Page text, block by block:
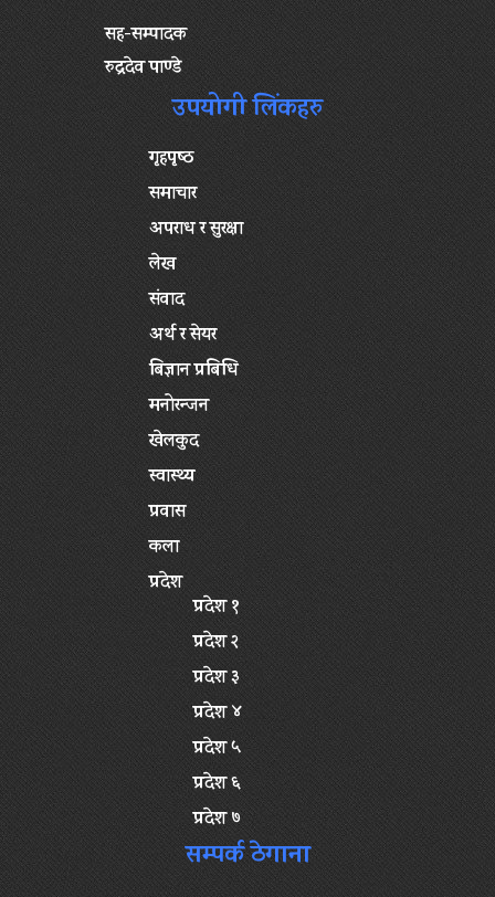
सह-सम्पादक
रुद्रदेव पाण्डे
उपयोगी लिंकहरु
गृहपृष्‍ठ
समाचार
अपराध र सुरक्षा
लेख
संवाद
अर्थ र सेयर
बिज्ञान प्रबिधि
मनोरन्जन
खेलकुद
स्वास्थ्य
प्रवास
कला
प्रदेश
प्रदेश १
प्रदेश २
प्रदेश ३
प्रदेश ४
प्रदेश ५
प्रदेश ६
प्रदेश ७
सम्पर्क ठेगाना